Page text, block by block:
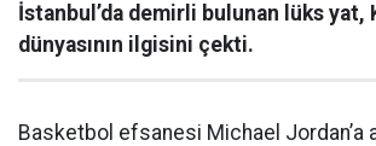
İstanbul’da demirli bulunan lüks yat,
dünyasının ilgisini çekti.
Basketbol efsanesi Michael Jordan’a